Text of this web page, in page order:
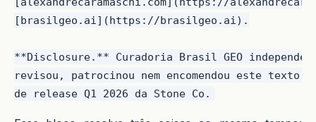
[brasilgeo.ai](https://brasilgeo.ai).
**Disclosure.** Curadoria Brasil GEO
revisou, patrocinou nem encomendou este texto.